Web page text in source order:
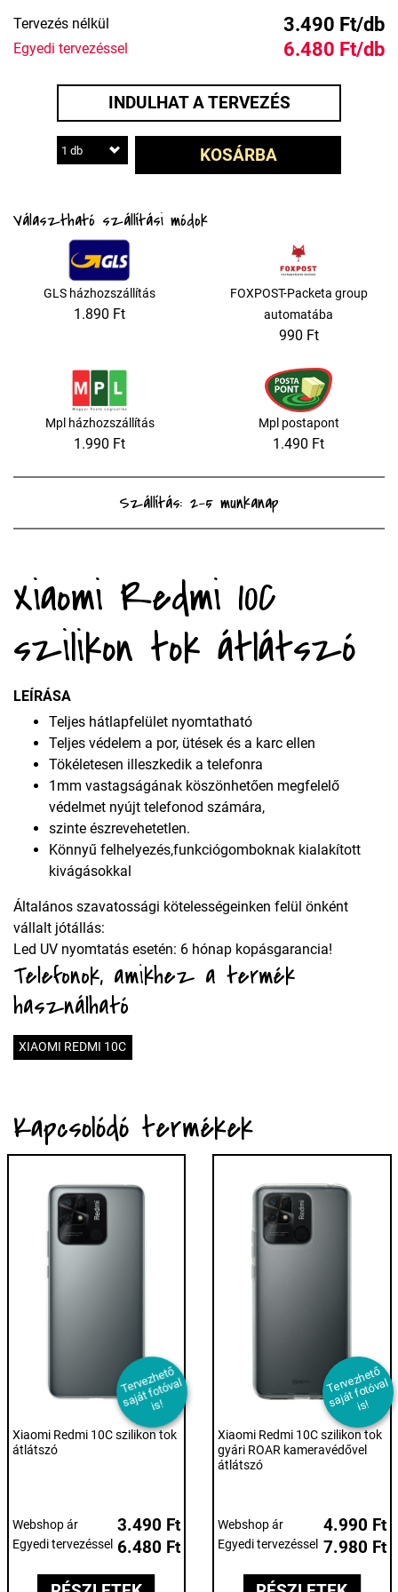
Tervezés nélkül 3.490 Ft/db
Egyedi tervezéssel 6.480 Ft/db
INDULHAT A TERVEZÉS
1 db KOSÁRBA
Választható szállítási módok
GLS házhozszállítás
1.890 Ft
FOXPOST-Packeta group
automatába
990 Ft
Mpl házhozszállítás
1.990 Ft
Mpl postapont
1.490 Ft
Szállítás: 2-5 munkanap
Xiaomi Redmi 10C
szilikon tok átlátszó
LEÍRÁSA
Teljes hátlapfelület nyomtatható
Teljes védelem a por, ütések és a karc ellen
Tökéletesen illeszkedik a telefonra
1mm vastagságának köszönhetően megfelelő
védelmet nyújt telefonod számára,
szinte észrevehetetlen.
Könnyű felhelyezés,funkciógomboknak kialakított
kivágásokkal
Általános szavatossági kötelességeinken felül önként
vállalt jótállás:
Led UV nyomtatás esetén: 6 hónap kopásgarancia!
Telefonok, amikhez a termék
használható
XIAOMI REDMI 10C
Kapcsolódó termékek
T
er
v
e
z
h
et
ő
s
aj
át f
ot
ó
v
al
i
s!
Xiaomi Redmi 10C szilikon tok
átlátszó
Webshop ár 3.490 Ft
Egyedi tervezéssel 6.480 Ft
T
er
v
e
z
h
et
ő
s
aj
át f
ot
ó
v
al
i
s!
Xiaomi Redmi 10C szilikon tok
gyári ROAR kameravédővel
átlátszó
Webshop ár 4.990 Ft
Egyedi tervezéssel 7.980 Ft